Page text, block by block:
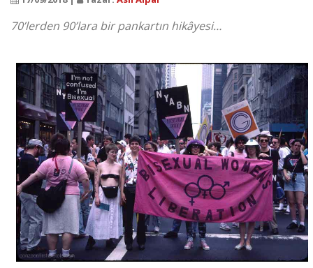
70’lerden 90’lara bir pankartın hikâyesi…